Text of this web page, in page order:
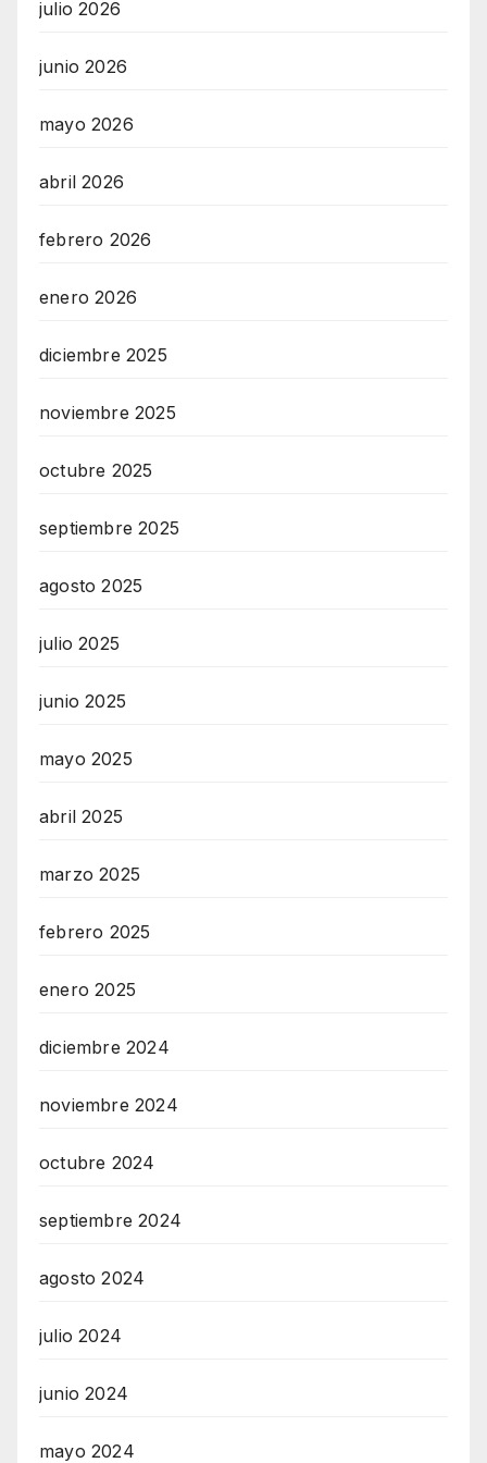
julio 2026
junio 2026
mayo 2026
abril 2026
febrero 2026
enero 2026
diciembre 2025
noviembre 2025
octubre 2025
septiembre 2025
agosto 2025
julio 2025
junio 2025
mayo 2025
abril 2025
marzo 2025
febrero 2025
enero 2025
diciembre 2024
noviembre 2024
octubre 2024
septiembre 2024
agosto 2024
julio 2024
junio 2024
mayo 2024